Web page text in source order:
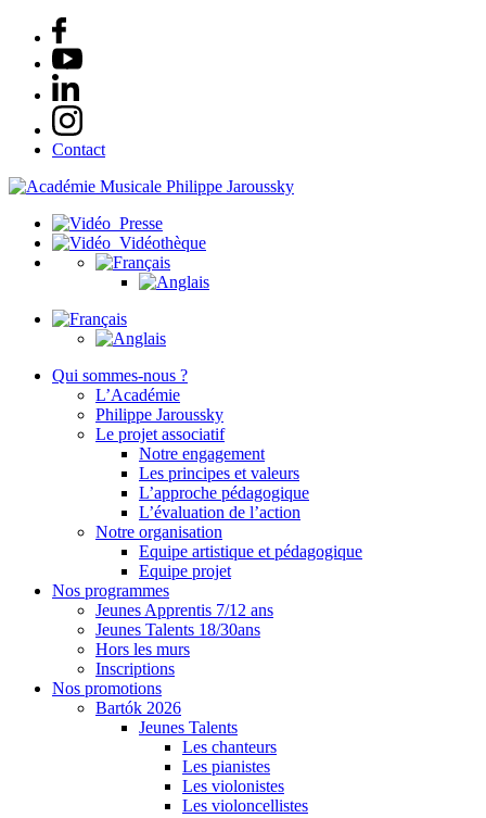
Contact
Presse
Vidéothèque
Qui sommes-nous ?
L’Académie
Philippe Jaroussky
Le projet associatif
Notre engagement
Les principes et valeurs
L’approche pédagogique
L’évaluation de l’action
Notre organisation
Equipe artistique et pédagogique
Equipe projet
Nos programmes
Jeunes Apprentis 7/12 ans
Jeunes Talents 18/30ans
Hors les murs
Inscriptions
Nos promotions
Bartók 2026
Jeunes Talents
Les chanteurs
Les pianistes
Les violonistes
Les violoncellistes